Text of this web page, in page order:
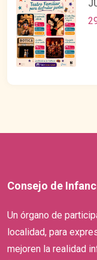
Consejo de
Un órgano de
localidad, para
mejoren la realidad